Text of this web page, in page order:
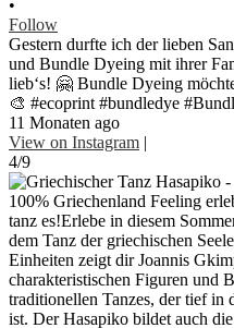
•
Follow
Gestern durfte ich der lieben
und Bundle Dyeing mit ihrer
lieb‘s! 🤗 Bundle Dyeing
🎨 #ecoprint #bundledye
11 Monaten ago
View on Instagram |
4/9